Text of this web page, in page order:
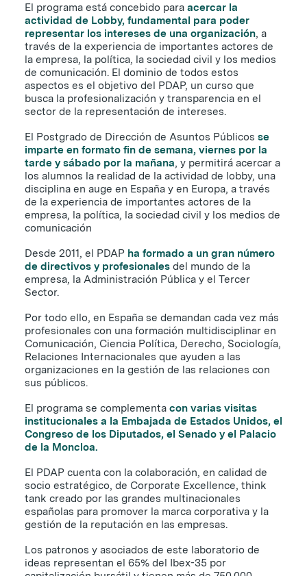
El programa está concebido para acercar la
actividad de Lobby, fundamental para poder
representar los intereses de una organización, a
través de la experiencia de importantes actores de
la empresa, la política, la sociedad civil y los medios
de comunicación. El dominio de todos estos
aspectos es el objetivo del PDAP, un curso que
busca la profesionalización y transparencia en el
sector de la representación de intereses.
El Postgrado de Dirección de Asuntos Públicos se
imparte en formato fin de semana, viernes por la
tarde y sábado por la mañana, y permitirá acercar a
los alumnos la realidad de la actividad de lobby, una
disciplina en auge en España y en Europa, a través
de la experiencia de importantes actores de la
empresa, la política, la sociedad civil y los medios de
comunicación
Desde 2011, el PDAP ha formado a un gran número
de directivos y profesionales del mundo de la
empresa, la Administración Pública y el Tercer
Sector.
Por todo ello, en España se demandan cada vez más
profesionales con una formación multidisciplinar en
Comunicación, Ciencia Política, Derecho, Sociología,
Relaciones Internacionales que ayuden a las
organizaciones en la gestión de las relaciones con
sus públicos.
El programa se complementa con varias visitas
institucionales a la Embajada de Estados Unidos, el
Congreso de los Diputados, el Senado y el Palacio
de la Moncloa.
El PDAP cuenta con la colaboración, en calidad de
socio estratégico, de Corporate Excellence, think
tank creado por las grandes multinacionales
españolas para promover la marca corporativa y la
gestión de la reputación en las empresas.
Los patronos y asociados de este laboratorio de
ideas representan el 65% del Ibex-35 por